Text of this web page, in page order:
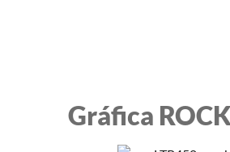
Gráfica